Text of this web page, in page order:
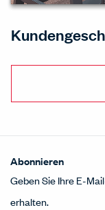
Abonnieren
Geben Sie Ihre E-
erhalten.